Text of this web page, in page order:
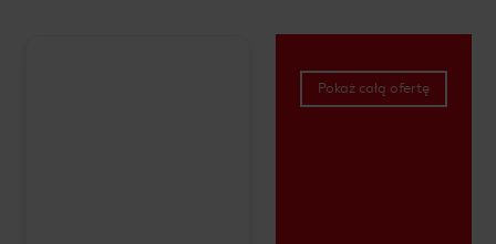
Pokaż całą ofertę